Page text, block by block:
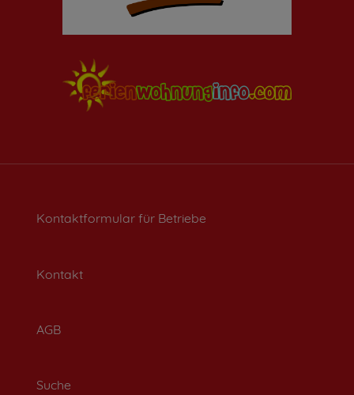
Kontaktformular für Betriebe
Kontakt
AGB
Suche